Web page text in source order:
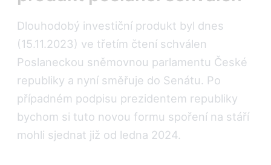
Dlouhodobý investiční produkt byl dnes
(15.11.2023) ve třetím čtení schválen
Poslaneckou sněmovnou parlamentu České
republiky a nyní směřuje do Senátu. Po
případném podpisu prezidentem republiky
bychom si tuto novou formu spoření na stáří
mohli sjednat již od ledna 2024.